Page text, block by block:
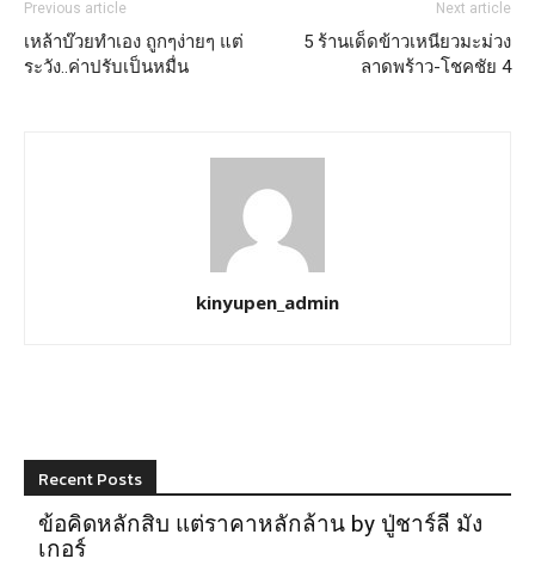
Previous article
เหล้าบ๊วยทำเอง ถูกๆง่ายๆ แต่
ระวัง..ค่าปรับเป็นหมื่น
Next article
5 ร้านเด็ดข้าวเหนียวมะม่วง
ลาดพร้าว-โชคชัย 4
kinyupen_admin
Recent Posts
ข้อคิดหลักสิบ แต่ราคาหลักล้าน by ปู่ชาร์ลี มัง
เกอร์